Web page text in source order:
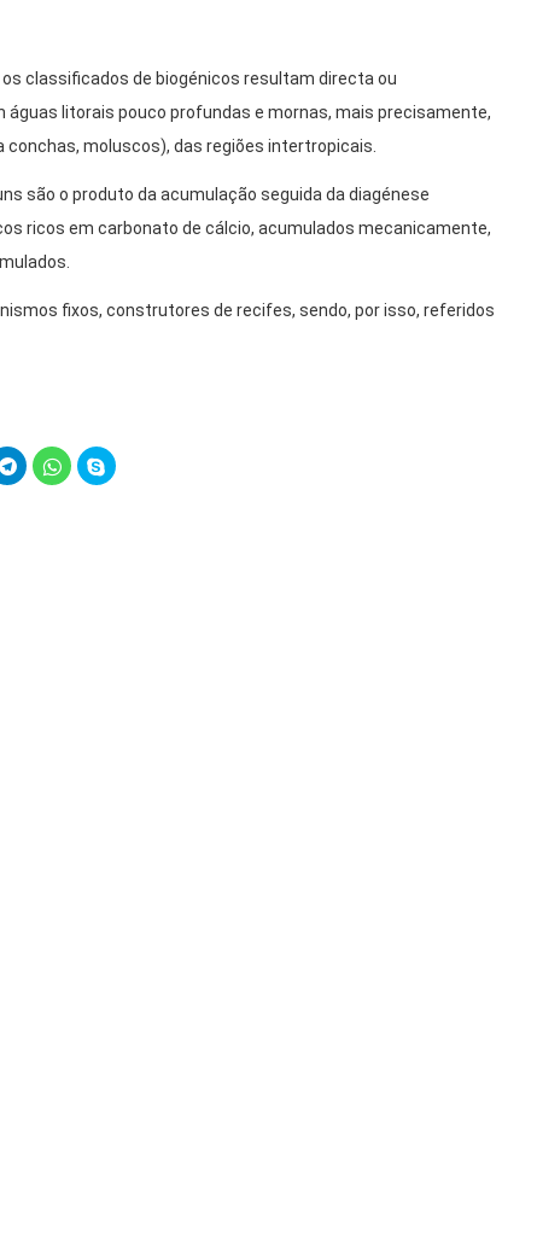
classificados de biogénicos resultam directa ou
litorais pouco profundas e mornas, mais precisamente,
moluscos), das regiões intertropicais.
são o produto da acumulação seguida da diagénese
ricos em carbonato de cálcio, acumulados mecanicamente,
fixos, construtores de recifes, sendo, por isso, referidos
Click
to
share
Click
to
share
Click
to